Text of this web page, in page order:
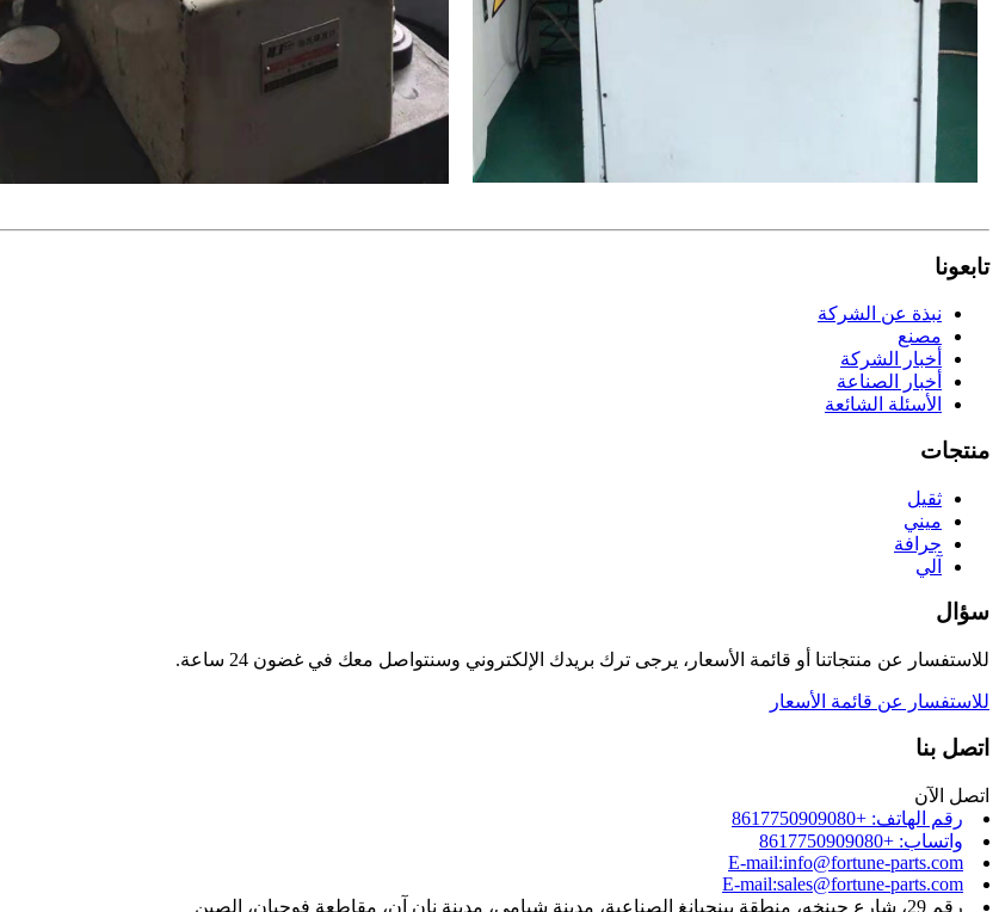
تابعونا
نبذة عن الشركة
مصنع
أخبار الشركة
أخبار الصناعة
الأسئلة الشائعة
منتجات
ثقيل
ميني
جرافة
آلي
سؤال
للاستفسار عن منتجاتنا أو قائمة الأسعار، يرجى ترك بريدك الإلكتروني وسنتواصل معك في غضون 24 ساعة.
للاستفسار عن قائمة الأسعار
اتصل بنا
اتصل الآن
رقم الهاتف: +8617750909080
واتساب: +8617750909080
E-mail:info@fortune-parts.com
E-mail:sales@fortune-parts.com
رقم 29، شارع جينخه، منطقة بينجيانغ الصناعية، مدينة شيامي، مدينة نان آن، مقاطعة فوجيان، الصين